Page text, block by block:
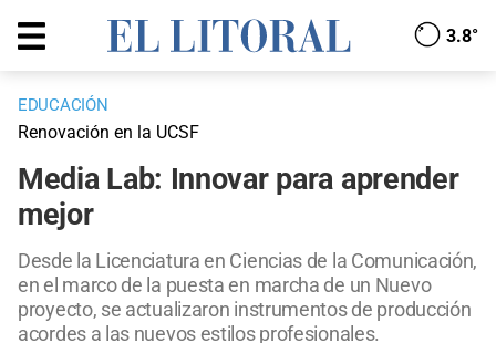
3.8°
EDUCACIÓN
Renovación en la UCSF
Media Lab: Innovar para aprender
mejor
Desde la Licenciatura en Ciencias de la Comunicación,
en el marco de la puesta en marcha de un Nuevo
proyecto, se actualizaron instrumentos de producción
acordes a las nuevos estilos profesionales.